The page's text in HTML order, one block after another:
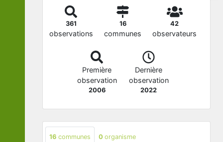
361
observations
16
communes
42
observateurs
Première
observation
2006
Dernière
observation
2022
16 communes 0 organisme